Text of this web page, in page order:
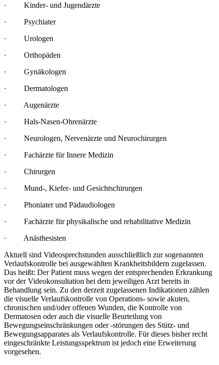
· Kinder- und Jugendärzte
· Psychiater
· Urologen
· Orthopäden
· Gynäkologen
· Dermatologen
· Augenärzte
· Hals-Nasen-Ohrenärzte
· Neurologen, Nervenärzte und Neurochirurgen
· Fachärzte für Innere Medizin
· Chirurgen
· Mund-, Kiefer- und Gesichtschirurgen
· Phoniater und Pädaudiologen
· Fachärzte für physikalische und rehabilitative Medizin
· Anästhesisten
Aktuell sind Videosprechstunden ausschließlich zur sogenannten
Verlaufskontrolle bei ausgewählten Krankheitsbildern zugelassen.
Das heißt: Der Patient muss wegen der entsprechenden Erkrankung
vor der Videokonsultation bei dem jeweiligen Arzt bereits in
Behandlung sein. Zu den derzeit zugelassenen Indikationen zählen
die visuelle Verlaufskontrolle von Operations- sowie akuten,
chronischen und/oder offenen Wunden, die Kontrolle von
Dermatosen oder auch die visuelle Beurteilung von
Bewegungseinschränkungen oder -störungen des Stütz- und
Bewegungsapparates als Verlaufskontrolle. Für dieses bisher recht
eingeschränkte Leistungsspektrum ist jedoch eine Erweiterung
vorgesehen.